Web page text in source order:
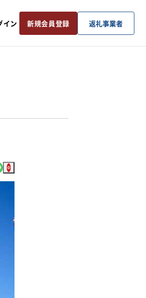
イン 新規会員登録 返礼事業者